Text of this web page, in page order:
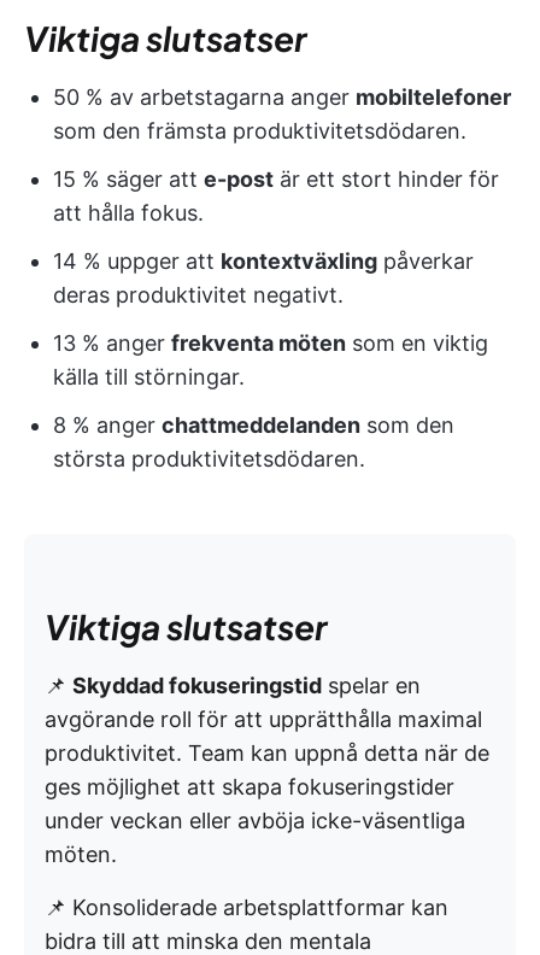
Viktiga slutsatser
50 % av arbetstagarna anger mobiltelefoner
som den främsta produktivitetsdödaren.
15 % säger att e-post är ett stort hinder för
att hålla fokus.
14 % uppger att kontextväxling påverkar
deras produktivitet negativt.
13 % anger frekventa möten som en viktig
källa till störningar.
8 % anger chattmeddelanden som den
största produktivitetsdödaren.
Viktiga slutsatser
📌 Skyddad fokuseringstid spelar en
avgörande roll för att upprätthålla maximal
produktivitet. Team kan uppnå detta när de
ges möjlighet att skapa fokuseringstider
under veckan eller avböja icke-väsentliga
möten.
📌 Konsoliderade arbetsplattformar kan
bidra till att minska den mentala